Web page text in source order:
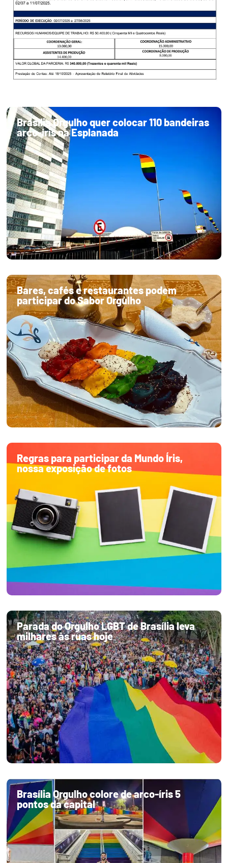
Brasília Orgulho quer colocar 110 bandeiras
arco-íris na Esplanada
Bares, cafés e restaurantes podem
participar do Sabor Orgulho
Regras para participar da Mundo Íris,
nossa exposição de fotos
Parada do Orgulho LGBT de Brasília leva
milhares às ruas hoje
Brasília Orgulho colore de arco-íris 5
pontos da capital